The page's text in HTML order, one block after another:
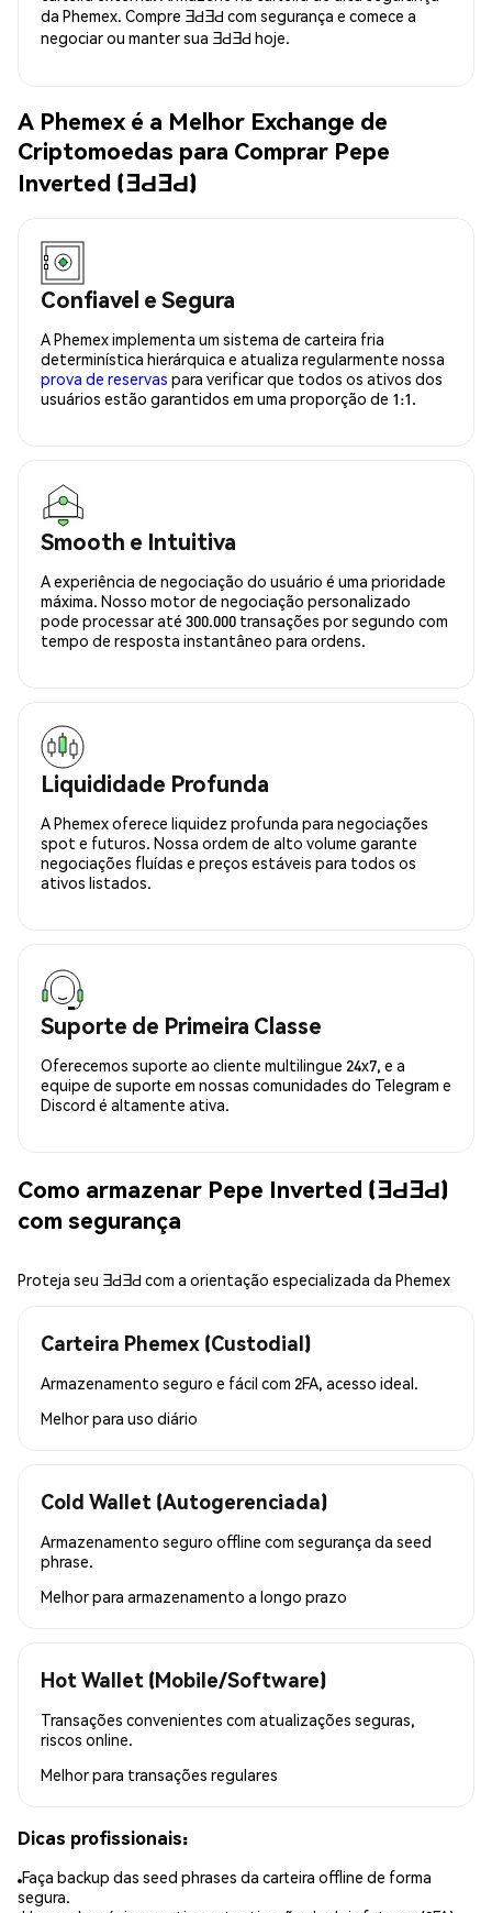
da Phemex. Compre ƎԀƎԀ com segurança e comece a
negociar ou manter sua ƎԀƎԀ hoje.
A Phemex é a Melhor Exchange de
Criptomoedas para Comprar Pepe
Inverted (ƎԀƎԀ)
Confiavel e Segura
A Phemex implementa um sistema de carteira fria
determinística hierárquica e atualiza regularmente nossa
prova de reservas para verificar que todos os ativos dos
usuários estão garantidos em uma proporção de 1:1.
Smooth e Intuitiva
A experiência de negociação do usuário é uma prioridade
máxima. Nosso motor de negociação personalizado
pode processar até 300.000 transações por segundo com
tempo de resposta instantâneo para ordens.
Liquididade Profunda
A Phemex oferece liquidez profunda para negociações
spot e futuros. Nossa ordem de alto volume garante
negociações fluídas e preços estáveis para todos os
ativos listados.
Suporte de Primeira Classe
Oferecemos suporte ao cliente multilingue 24x7, e a
equipe de suporte em nossas comunidades do Telegram e
Discord é altamente ativa.
Como armazenar Pepe Inverted (ƎԀƎԀ)
com segurança
Proteja seu ƎԀƎԀ com a orientação especializada da Phemex
Carteira Phemex (Custodial)
Armazenamento seguro e fácil com 2FA, acesso ideal.
Melhor para uso diário
Cold Wallet (Autogerenciada)
Armazenamento seguro offline com segurança da seed
phrase.
Melhor para armazenamento a longo prazo
Hot Wallet (Mobile/Software)
Transações convenientes com atualizações seguras,
riscos online.
Melhor para transações regulares
Dicas profissionais:
Faça backup das seed phrases da carteira offline de forma
segura.